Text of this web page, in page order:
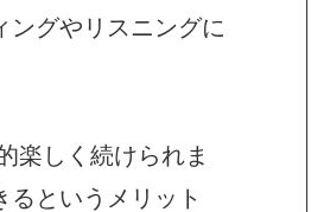
ングやリスニングに
楽しく続けられま
というメリット